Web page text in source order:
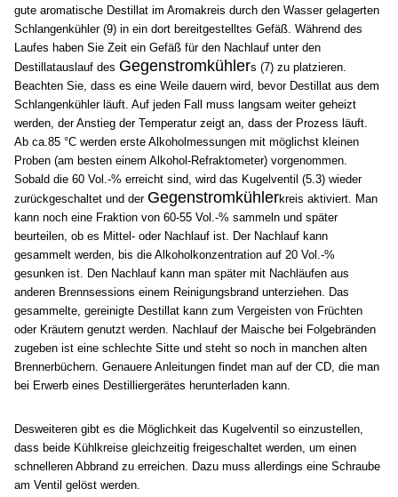
gute aromatische Destillat im Aromakreis durch den Wasser gelagerten
Schlangenkühler (9) in ein dort bereitgestelltes Gefäß. Während des
Laufes haben Sie Zeit ein Gefäß für den Nachlauf unter den
Destillatauslauf des Gegenstromkühlers (7) zu platzieren.
Beachten Sie, dass es eine Weile dauern wird, bevor Destillat aus dem
Schlangenkühler läuft. Auf jeden Fall muss langsam weiter geheizt
werden, der Anstieg der Temperatur zeigt an, dass der Prozess läuft.
Ab ca.85 °C werden erste Alkoholmessungen mit möglichst kleinen
Proben (am besten einem Alkohol-Refraktometer) vorgenommen.
Sobald die 60 Vol.-% erreicht sind, wird das Kugelventil (5.3) wieder
zurückgeschaltet und der Gegenstromkühlerkreis aktiviert. Man
kann noch eine Fraktion von 60-55 Vol.-% sammeln und später
beurteilen, ob es Mittel- oder Nachlauf ist. Der Nachlauf kann
gesammelt werden, bis die Alkoholkonzentration auf 20 Vol.-%
gesunken ist. Den Nachlauf kann man später mit Nachläufen aus
anderen Brennsessions einem Reinigungsbrand unterziehen. Das
gesammelte, gereinigte Destillat kann zum Vergeisten von Früchten
oder Kräutern genutzt werden. Nachlauf der Maische bei Folgebränden
zugeben ist eine schlechte Sitte und steht so noch in manchen alten
Brennerbüchern. Genauere Anleitungen findet man auf der CD, die man
bei Erwerb eines Destilliergerätes herunterladen kann.
Desweiteren gibt es die Möglichkeit das Kugelventil so einzustellen,
dass beide Kühlkreise gleichzeitig freigeschaltet werden, um einen
schnelleren Abbrand zu erreichen. Dazu muss allerdings eine Schraube
am Ventil gelöst werden.